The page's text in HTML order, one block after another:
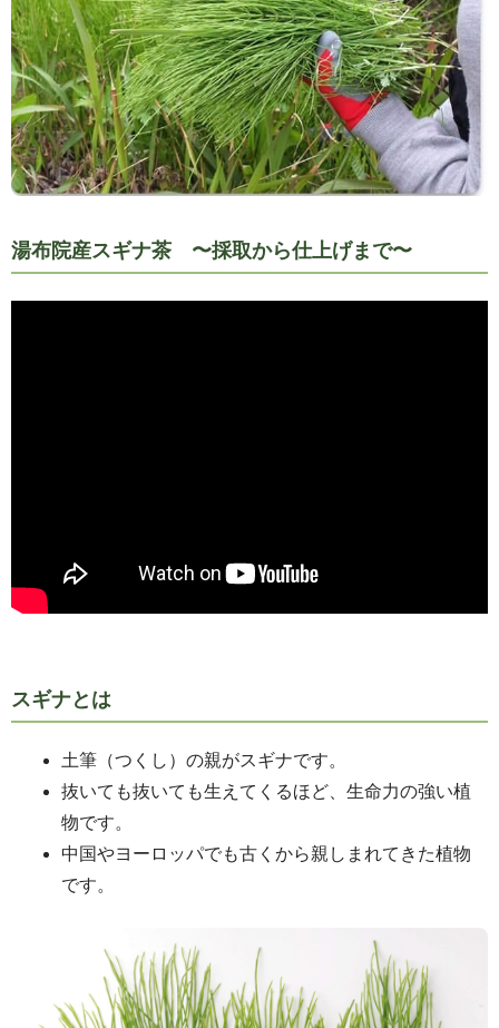
湯布院産スギナ茶 〜採取から仕上げまで〜
スギナとは
土筆（つくし）の親がスギナです。
抜いても抜いても生えてくるほど、生命力の強い植
物です。
中国やヨーロッパでも古くから親しまれてきた植物
です。